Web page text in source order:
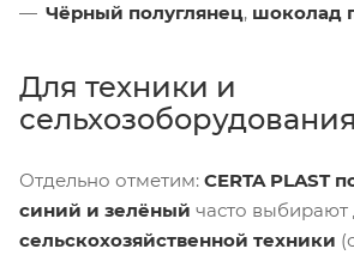
Чёрный полуглянец, шоколад
Для техники и
сельхозоборудования
Отдельно отметим: CERTA PLAST
синий и зелёный часто выбирают
сельскохозяйственной техники